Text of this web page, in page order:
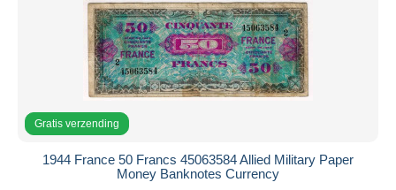
Gratis verzending
1944 France 50 Francs 45063584 Allied Military Paper
Money Banknotes Currency